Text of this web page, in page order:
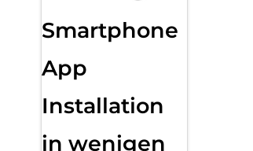
Smartphone
App
Installation
in wenigen